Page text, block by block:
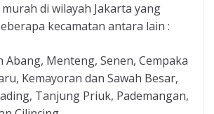
di wilayah Jakarta yang
kecamatan antara lain :
Abang, Menteng, Senen, Cempaka
Kemayoran dan Sawah Besar,
Tanjung Priuk, Pademangan,